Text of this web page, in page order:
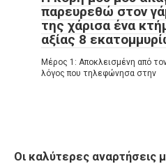
παρευρεθώ στον
της χάρισα ένα
αξίας 8
Μέρος 1: Αποκλεισμένη από
λόγος που τηλεφώνησα στην
Οι καλύτερες αναρτήσεις